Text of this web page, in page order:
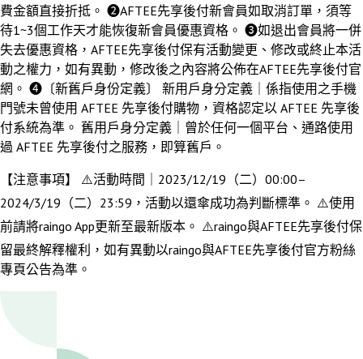
費金額直接折抵。 ➋AFTEE先享後付新會員如取消訂單，須等
待1~3個工作天才能恢復新會員優惠資格。 ➌如退出會員將一併
失去優惠資格，AFTEE先享後付保有活動變更、修改或終止本活
動之權力，如有異動，修改後之內容將公佈在AFTEE先享後付官
網。 ➍〔新舊戶身份定義〕 新用戶身分定義｜係指使用之手機
門號未曾使用 AFTEE 先享後付購物，資格認定以 AFTEE 先享後
付系統為準。 舊用戶身分定義｜曾於任何一個平台、通路使用
過 AFTEE 先享後付之服務，即算舊戶。
【注意事項】 ⚠️活動時間｜2023/12/19（二）00:00–
2024/3/19（二）23:59，活動以還傘成功為判斷標準。 ⚠️使用
前請將raingo App更新至最新版本。 ⚠️raingo與AFTEE先享後付保
留最終解釋權利，如有異動以raingo與AFTEE先享後付官方粉絲
專頁公告為準。